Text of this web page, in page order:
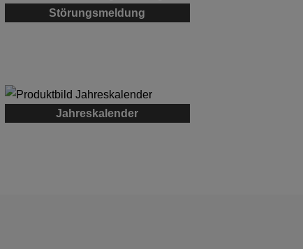
Störungsmeldung
Jahreskalender